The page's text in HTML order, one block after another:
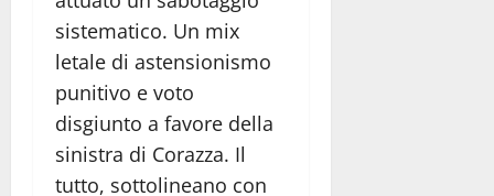
sistematico. Un mix
letale di astensionismo
punitivo e voto
disgiunto a favore della
sinistra di Corazza. Il
tutto, sottolineano con